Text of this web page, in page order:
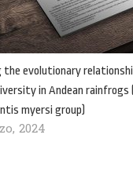
the evolutionary
in Andean rainfrogs
myersi group)
2024